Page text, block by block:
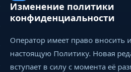
Изменение политики
конфиденциальности
Оператор имеет право вносить
настоящую Политику. Новая
вступает в силу с момента её